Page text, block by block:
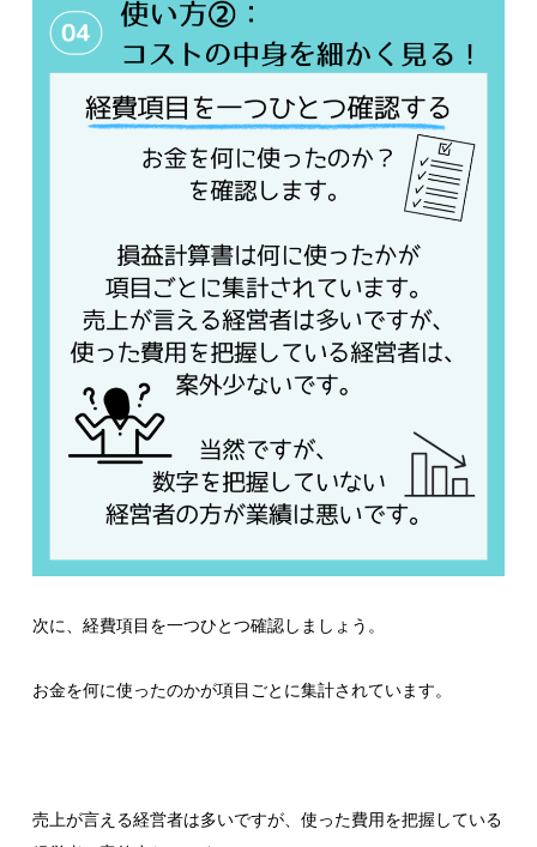
次に、経費項目を一つひとつ確認しましょう。
お金を何に使ったのかが項目ごとに集計されています。
売上が言える経営者は多いですが、使った費用を把握している